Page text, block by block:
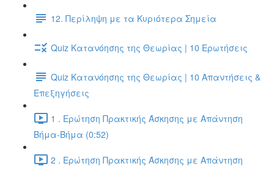
12. Περίληψη με τα Κυριότερα Σημεία
Quiz Κατανόησης της Θεωρίας | 10 Ερωτήσεις
Quiz Κατανόησης της Θεωρίας | 10 Απαντήσεις &
Επεξηγήσεις
1 . Ερώτηση Πρακτικής Άσκησης με Απάντηση
Βήμα-Βήμα (0:52)
2 . Ερώτηση Πρακτικής Άσκησης με Απάντηση